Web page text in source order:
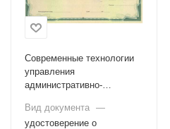
Современные технологии
управления
административно-
деятельностью
Вид документа —
удостоверение о